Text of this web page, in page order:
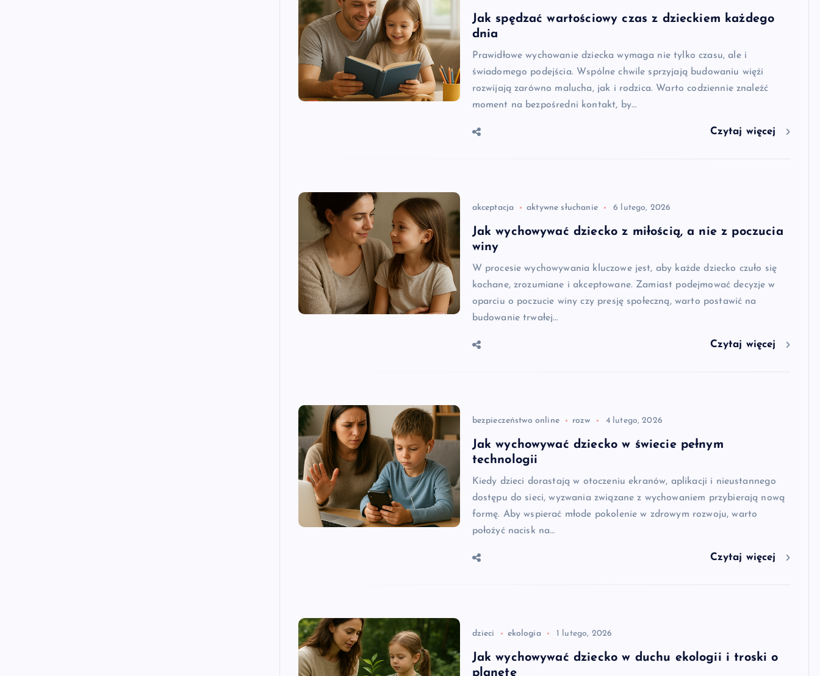
Jak spędzać wartościowy czas z dzieckiem każdego
dnia
Prawidłowe wychowanie dziecka wymaga nie tylko czasu, ale i
świadomego podejścia. Wspólne chwile sprzyjają budowaniu więźi
rozwijają zarówno malucha, jak i rodzica. Warto codziennie znaleźć
moment na bezpośredni kontakt, by…
Czytaj więcej
akceptacja aktywne słuchanie 6 lutego, 2026
Jak wychowywać dziecko z miłością, a nie z poczucia
winy
W procesie wychowywania kluczowe jest, aby każde dziecko czuło się
kochane, zrozumiane i akceptowane. Zamiast podejmować decyzje w
oparciu o poczucie winy czy presję społeczną, warto postawić na
budowanie trwałej…
Czytaj więcej
bezpieczeństwo online rozw 4 lutego, 2026
Jak wychowywać dziecko w świecie pełnym
technologii
Kiedy dzieci dorastają w otoczeniu ekranów, aplikacji i nieustannego
dostępu do sieci, wyzwania związane z wychowaniem przybierają nową
formę. Aby wspierać młode pokolenie w zdrowym rozwoju, warto
położyć nacisk na…
Czytaj więcej
dzieci ekologia 1 lutego, 2026
Jak wychowywać dziecko w duchu ekologii i troski o
planetę